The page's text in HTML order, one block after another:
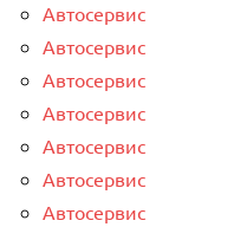
Автосервис
Автосервис
Автосервис
Автосервис
Автосервис
Автосервис
Автосервис